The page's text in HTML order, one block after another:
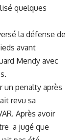
quelques
la défense de
avant
Mendy avec
un penalty après
revu sa
Après avoir
a jugé que